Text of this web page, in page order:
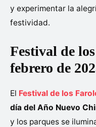
y experimentar la
festividad.
Festival de
febrero de
El Festival de los
día del Año Nuevo
y los parques se